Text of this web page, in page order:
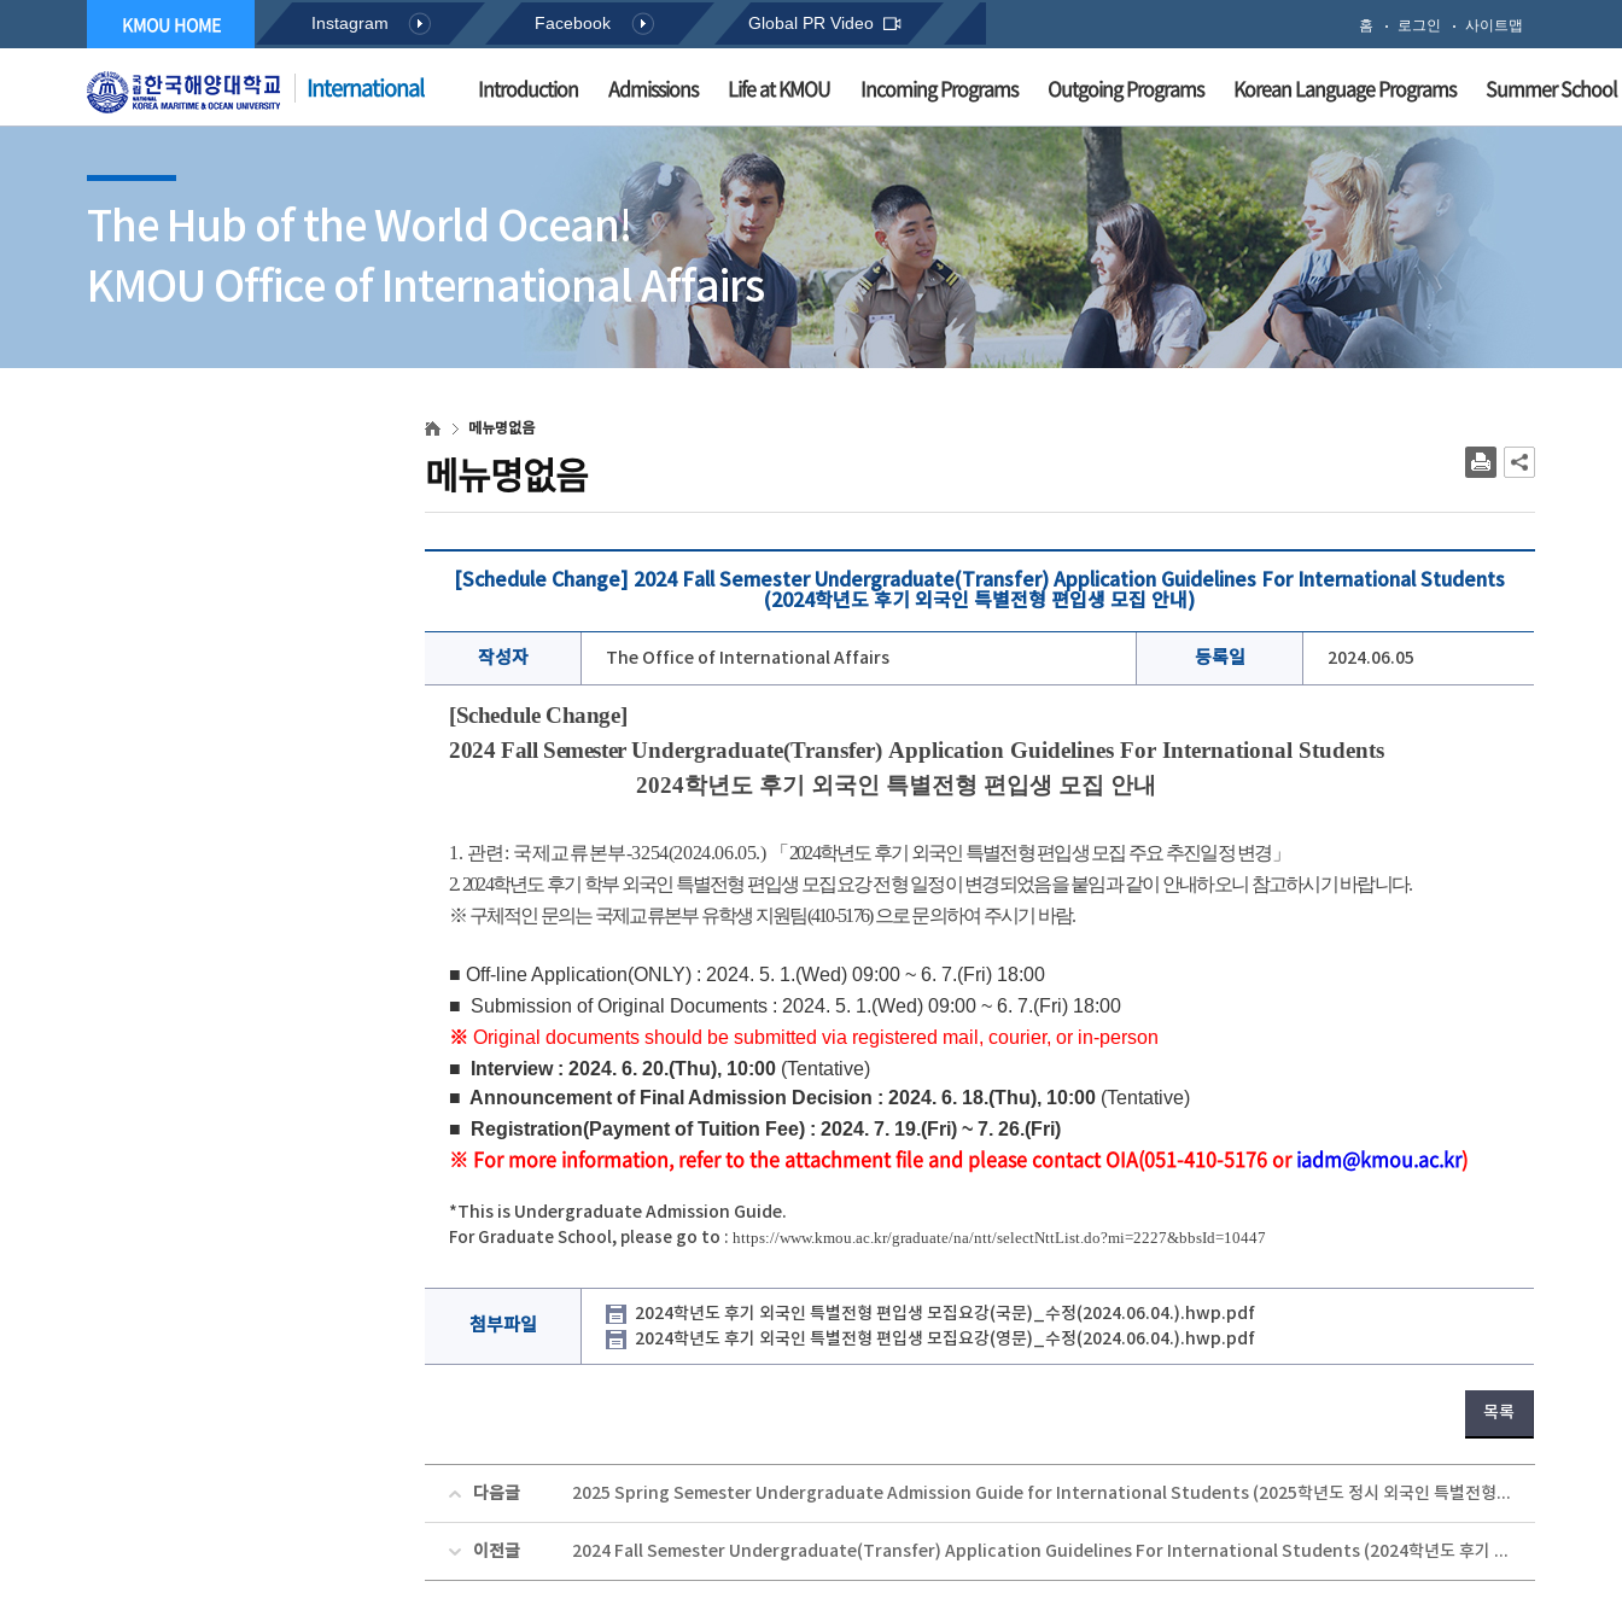
KMOU HOME
International
홈 로그인 사이트맵
Instagram Facebook Global PR Video
Introduction Admissions Life at KMOU Incoming Programs Outgoing Programs Korean Language Programs Summer School
The Hub of the World Ocean!
KMOU Office of International Affairs
메뉴명없음
메뉴명없음
[Schedule Change] 2024 Fall Semester Undergraduate(Transfer) Application Guidelines For International Students
(2024학년도 후기 외국인 특별전형 편입생 모집 안내)
작성자 The Office of International Affairs 등록일 2024.06.05
[Schedule Change]
2024 Fall SemesterUndergraduate(Transfer) Application Guidelines For International Students
2024학년도 후기 외국인 특별전형 편입생 모집 안내
1. 관련: 국제교류본부-3254(2024.06.05.) 「 2024학년도 후기 외국인 특별전형 편입생 모집 주요 추진일정 변경 」
2. 2024학년도 후기 학부 외국인 특별전형 편입생 모집요강 전형 일정이 변경되었음을 붙임과 같이 안내하오니 참고하시기 바랍니다.
※ 구체적인 문의는 국제교류본부 유학생 지원팀(410-5176) 으로 문의하여 주시기 바람.
■ Off-line Application(ONLY) : 2024. 5. 1.(Wed) 09:00 ~ 6. 7.(Fri) 18:00
■ Submission of Original Documents : 2024. 5. 1.(Wed) 09:00 ~ 6. 7.(Fri) 18:00
※ Original documents should be submitted via registered mail, courier, or in-person
■
Interview : 2024. 6. 20.(Thu), 10:00 (Tentative)
■ Announcement of Final Admission Decision : 2024. 6. 18.(Thu), 10:00 (Tentative)
■
Registration(Payment of Tuition Fee) : 2024. 7. 19.(Fri) ~ 7. 26.(Fri)
※ For more information, refer to the attachment file and please contact OIA(051-410-5176 oriadm@kmou.ac.kr)
*This is Undergraduate Admission Guide.
For Graduate School, please go to : https://www.kmou.ac.kr/graduate/na/ntt/selectNttList.do?mi=2227&bbsId=10447
첨부파일
2024학년도 후기 외국인 특별전형 편입생 모집요강(국문)_수정(2024.06.04.).hwp.pdf
2024학년도 후기 외국인 특별전형 편입생 모집요강(영문)_수정(2024.06.04.).hwp.pdf
목록
다음글 2025 Spring Semester Undergraduate Admission Guide for International Students (2025학년도 정시 외국인 특별전형 모집요강)
이전글 2024 Fall Semester Undergraduate(Transfer) Application Guidelines For International Students (2024학년도 후기 외국인 특별전형 편입생 모집 안내)